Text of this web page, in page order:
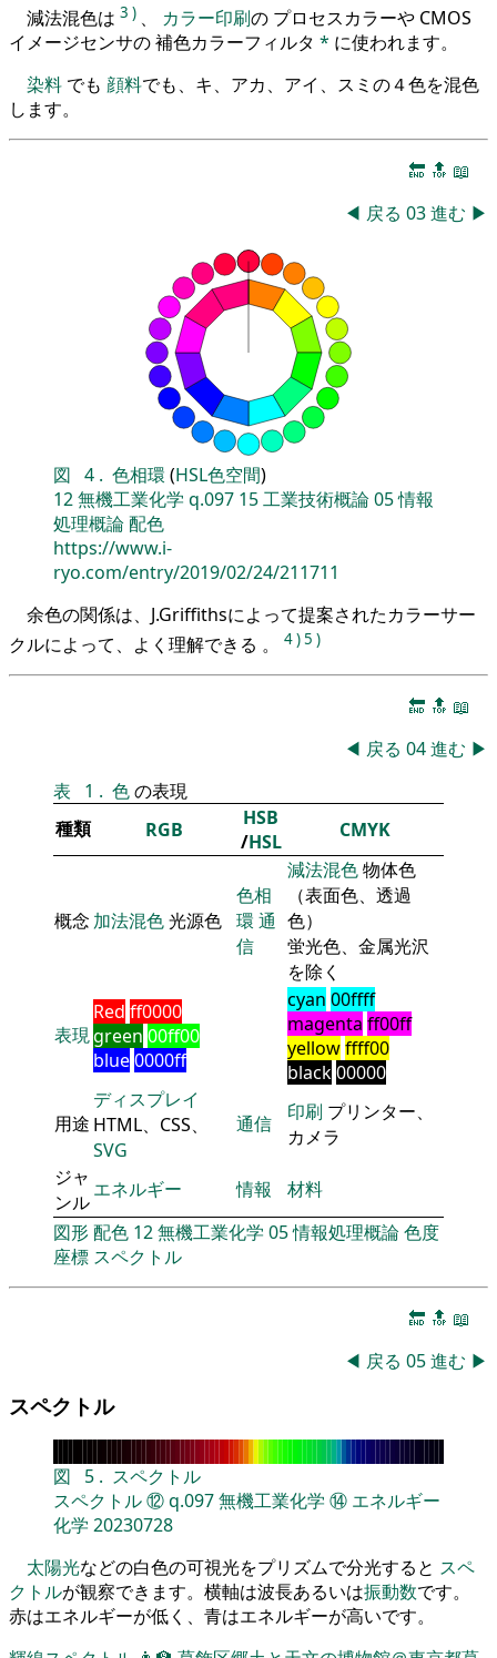
減法混色は 3 ) 、 カラー印刷の プロセスカラーや CMOS
イメージセンサの 補色カラーフィルタ * に使われます。
染料 でも 顔料でも、キ、アカ、アイ、スミの４色を混色
します。
🔚 🔝 📖
◀ 戻る 03進む ▶
図 4 . 色相環 (HSL色空間)
12無機工業化学 q.097 15工業技術概論05情報
処理概論配色
https://www.i-
ryo.com/entry/2019/02/24/211711
余色の関係は、J.Griffithsによって提案されたカラーサー
クルによって、よく理解できる 。
4)5 )
🔚 🔝 📖
◀ 戻る 04進む ▶
表
1 . 色の表現
種類
RGB
HSB
/HSL CMYK
概念 加法混色光源色
色相
環 通
信
減法混色物体色
（表面色、透過
色）
蛍光色、金属光沢
を除く
表現
Red ff0000
green 00ff00
blue0000ff
cyan 00ffff
magenta ff00ff
yellowffff00
black00000
用途
ディスプレイ
HTML、CSS、
SVG
通信 印刷 プリンター、
カメラ
ジャ
ンル
エネルギー 情報
材料
図形配色 12無機工業化学 05情報処理概論色度
座標 スペクトル
🔚 🔝 📖
◀ 戻る 05進む ▶
スペクトル
図 5 . スペクトル
スペクトル⑫q.097無機工業化学 ⑭ エネルギー
化学 20230728
太陽光などの白色の可視光をプリズムで分光すると スペ
クトルが観察できます。横軸は波長あるいは振動数です。
赤はエネルギーが低く、青はエネルギーが高いです。